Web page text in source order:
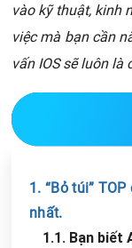
vào kỹ thuật, kinh
việc mà bạn cần
vấn IOS sẽ luôn
1. “Bỏ túi”
nhất.
1.1. Bạn biết